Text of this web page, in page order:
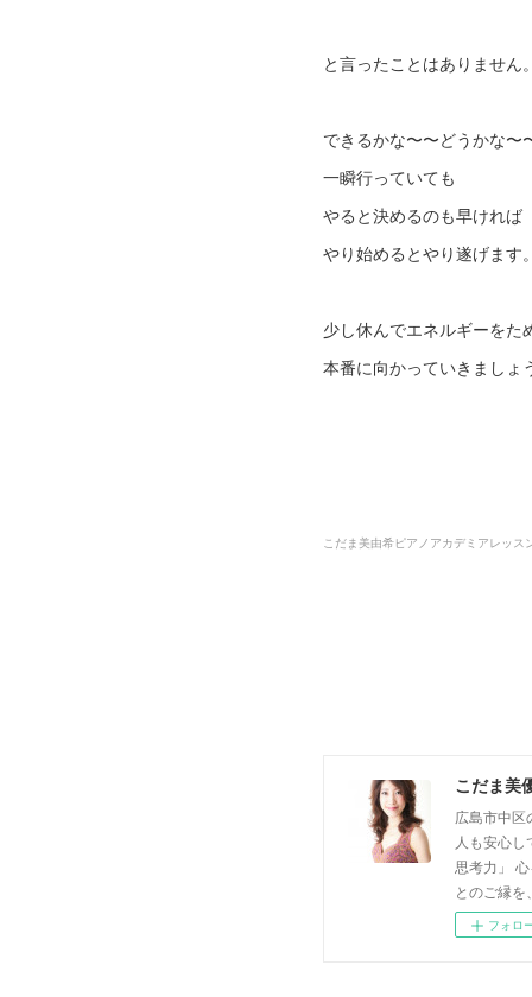
と言ったことはありません。
できるかな〜〜どうかな〜
一瞬行っていても
やると決めるのも早ければ
やり始めるとやり遂げます。
少し休んでエネルギーをた
本番に向かっていきましょ
こだま美由希ピアノアカデミアレッス
こだま美
広島市中区
人も安心
思考力」
とのご縁を
フォロ